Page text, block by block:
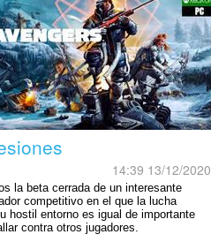
14:39 13/12/2020
la beta cerrada de un interesante
competitivo en el que la lucha
hostil entorno es igual de importante
contra otros jugadores.